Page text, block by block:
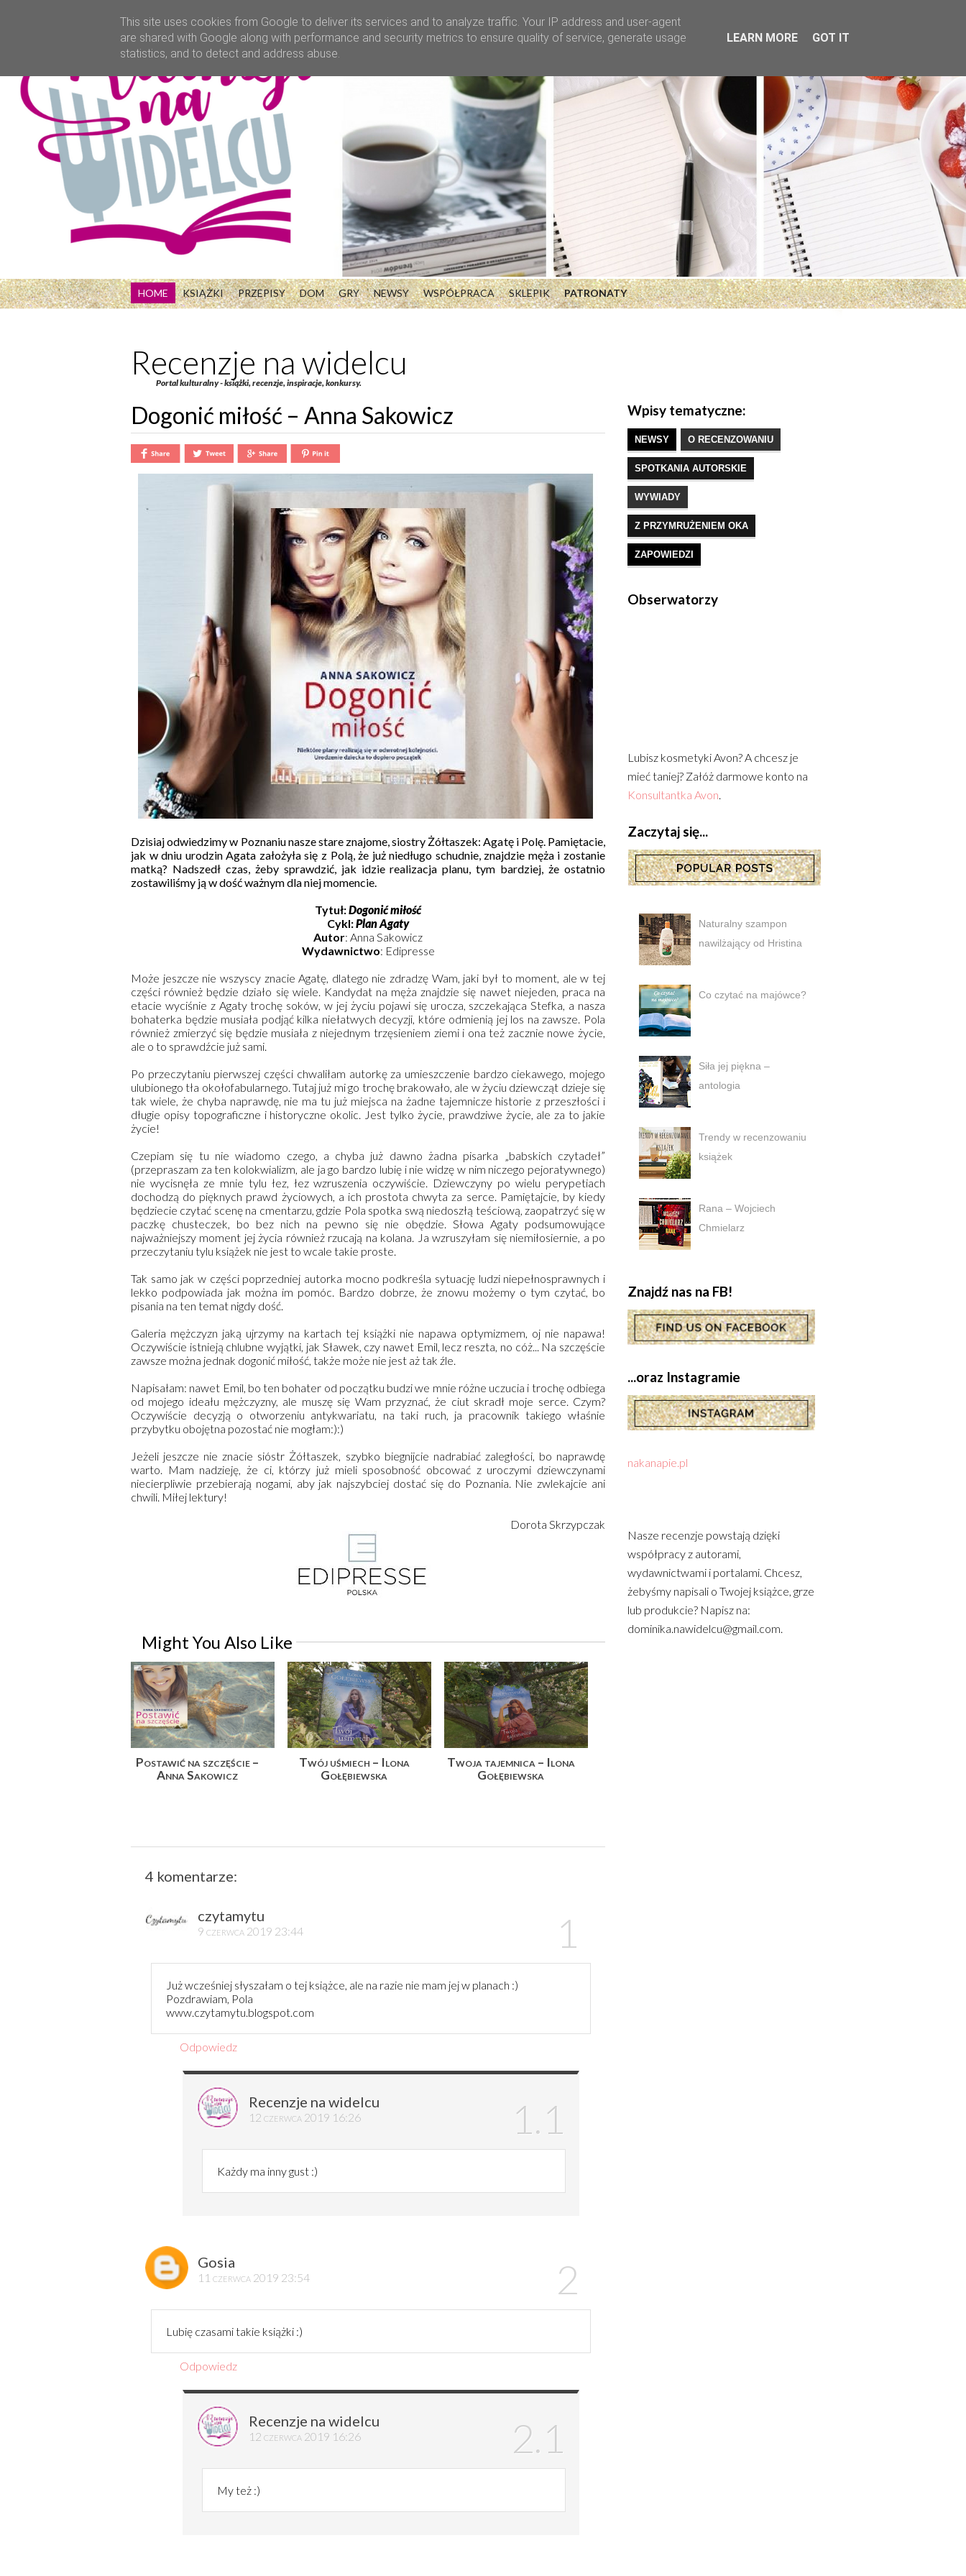
HOME KSIĄŻKI PRZEPISY DOM GRY NEWSY WSPÓŁPRACA SKLEPIK PATRONATY
Recenzje na widelcu
Portal kulturalny - książki, recenzje, inspiracje, konkursy.
Dogonić miłość – Anna Sakowicz
Dzisiaj odwiedzimy w Poznaniu nasze stare znajome, siostry Żółtaszek: Agatę i Polę. Pamiętacie,
jak w dniu urodzin Agata założyła się z Polą, że już niedługo schudnie, znajdzie męża i zostanie
matką? Nadszedł czas, żeby sprawdzić, jak idzie realizacja planu, tym bardziej, że ostatnio
zostawiliśmy ją w dość ważnym dla niej momencie.
Tytuł:Dogonić miłość
Cykl:Plan Agaty
Autor: Anna Sakowicz
Wydawnictwo: Edipresse
Może jeszcze nie wszyscy znacie Agatę, dlatego nie zdradzę Wam, jaki był to moment, ale w tej
części również będzie działo się wiele. Kandydat na męża znajdzie się nawet niejeden, praca na
etacie wyciśnie z Agaty trochę soków, w jej życiu pojawi się urocza, szczekająca Stefka, a nasza
bohaterka będzie musiała podjąć kilka niełatwych decyzji, które odmienią jej los na zawsze. Pola
również zmierzyć się będzie musiała z niejednym trzęsieniem ziemi i ona też zacznie nowe życie,
ale o to sprawdźcie już sami.
Po przeczytaniu pierwszej części chwaliłam autorkę za umieszczenie bardzo ciekawego, mojego
ulubionego tła okołofabularnego. Tutaj już mi go trochę brakowało, ale w życiu dziewcząt dzieje się
tak wiele, że chyba naprawdę, nie ma tu już miejsca na żadne tajemnicze historie z przeszłości i
długie opisy topograficzne i historyczne okolic. Jest tylko życie, prawdziwe życie, ale za to jakie
życie!
Czepiam się tu nie wiadomo czego, a chyba już dawno żadna pisarka „babskich czytadeł”
(przepraszam za ten kolokwializm, ale ja go bardzo lubię i nie widzę w nim niczego pejoratywnego)
nie wycisnęła ze mnie tylu łez, łez wzruszenia oczywiście. Dziewczyny po wielu perypetiach
dochodzą do pięknych prawd życiowych, a ich prostota chwyta za serce. Pamiętajcie, by kiedy
będziecie czytać scenę na cmentarzu, gdzie Pola spotka swą niedoszłą teściową, zaopatrzyć się w
paczkę chusteczek, bo bez nich na pewno się nie obędzie. Słowa Agaty podsumowujące
najważniejszy moment jej życia również rzucają na kolana. Ja wzruszyłam się niemiłosiernie, a po
przeczytaniu tylu książek nie jest to wcale takie proste.
Tak samo jak w części poprzedniej autorka mocno podkreśla sytuację ludzi niepełnosprawnych i
lekko podpowiada jak można im pomóc. Bardzo dobrze, że znowu możemy o tym czytać, bo
pisania na ten temat nigdy dość.
Galeria mężczyzn jaką ujrzymy na kartach tej książki nie napawa optymizmem, oj nie napawa!
Oczywiście istnieją chlubne wyjątki, jak Sławek, czy nawet Emil, lecz reszta, no cóż... Na szczęście
zawsze można jednak dogonić miłość, także może nie jest aż tak źle.
Napisałam: nawet Emil, bo ten bohater od początku budzi we mnie różne uczucia i trochę odbiega
od mojego ideału mężczyzny, ale muszę się Wam przyznać, że ciut skradł moje serce. Czym?
Oczywiście decyzją o otworzeniu antykwariatu, na taki ruch, ja pracownik takiego właśnie
przybytku obojętna pozostać nie mogłam:):)
Jeżeli jeszcze nie znacie sióstr Żółtaszek, szybko biegnijcie nadrabiać zaległości, bo naprawdę
warto. Mam nadzieję, że ci, którzy już mieli sposobność obcować z uroczymi dziewczynami
niecierpliwie przebierają nogami, aby jak najszybciej dostać się do Poznania. Nie zwlekajcie ani
chwili. Miłej lektury!
Dorota Skrzypczak
Might You Also Like
Postawić na szczęście –
Anna Sakowicz
Twój uśmiech – Ilona
Gołębiewska
Twoja tajemnica – Ilona
Gołębiewska
4 komentarze:
czytamytu
9 czerwca 2019 23:44
Już wcześniej słyszałam o tej książce, ale na razie nie mam jej w planach :)
Pozdrawiam, Pola
www.czytamytu.blogspot.com
Odpowiedz
Recenzje na widelcu
12 czerwca 2019 16:26
Każdy ma inny gust :)
Gosia
11 czerwca 2019 23:54
Lubię czasami takie książki :)
Odpowiedz
Recenzje na widelcu
12 czerwca 2019 16:26
My też :)
Wpisy tematyczne:
NEWSY O RECENZOWANIU
SPOTKANIA AUTORSKIE
WYWIADY
Z PRZYMRUŻENIEM OKA
ZAPOWIEDZI
Obserwatorzy
Lubisz kosmetyki Avon? A chcesz je
mieć taniej? Załóż darmowe konto na
Konsultantka Avon.
Zaczytaj się...
Naturalny szampon
nawilżający od Hristina
Co czytać na majówce?
Siła jej piękna –
antologia
Trendy w recenzowaniu
książek
Rana – Wojciech
Chmielarz
Znajdź nas na FB!
...oraz Instagramie
nakanapie.pl
Nasze recenzje powstają dzięki
współpracy z autorami,
wydawnictwami i portalami. Chcesz,
żebyśmy napisali o Twojej książce, grze
lub produkcie? Napisz na:
dominika.nawidelcu@gmail.com.
This site uses cookies from Google to deliver its services and to analyze traffic. Your IP address and user-agent
are shared with Google along with performance and security metrics to ensure quality of service, generate usage
statistics, and to detect and address abuse.
LEARN MORE GOT IT